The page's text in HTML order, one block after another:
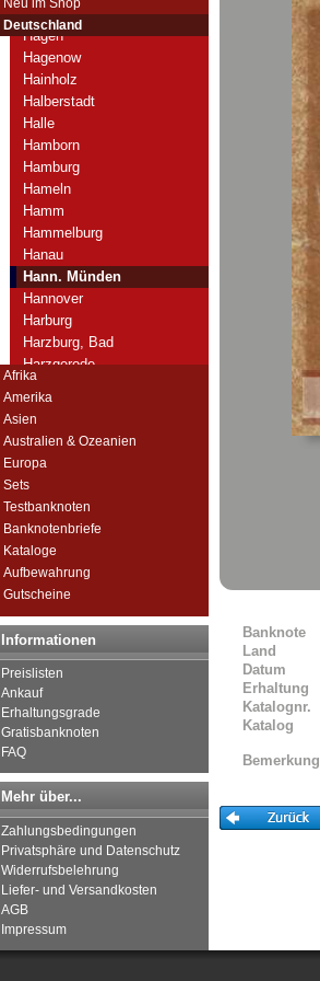
Deutschland
Hadersleben
Hagen
Hagenow
Hainholz
Halberstadt
Halle
Hamborn
Hamburg
Hameln
Hamm
Hammelburg
Hanau
Hann. Münden
Hannover
Harburg
Harzburg, Bad
Harzgerode
Heessen
Heilbronn
Heiligendamm
Helgoland
Helmarshausen
Helmbrechts
Hemau
Hemdingen
Herford
Hermsdorf
Herne
Heroldsberg
Herrnstadt
Hersfeld
Herstelle
Herzlake
Hessisch Oldendorf
Hildburghausen
Hildesheim
Afrika
Amerika
Asien
Australien & Ozeanien
Europa
Sets
Testbanknoten
Banknotenbriefe
Kataloge
Aufbewahrung
Gutscheine
Informationen
Preislisten
Ankauf
Erhaltungsgrade
Gratisbanknoten
FAQ
Mehr über...
Zahlungsbedingungen
Privatsphäre und Datenschutz
Widerrufsbelehrung
Liefer- und Versandkosten
AGB
Impressum
Banknote
Land
Datum
Erhaltung
Katalognr.
Katalog
Bemerkung